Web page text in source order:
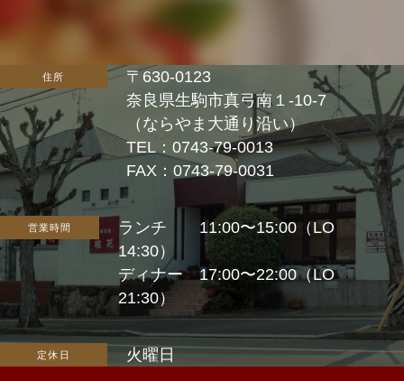
住所
〒630-0123
奈良県生駒市真弓南１-10-7
（ならやま大通り沿い）
TEL：0743-79-0013
FAX：0743-79-0031
営業時間
ランチ 11:00〜15:00（LO
14:30）
ディナー 17:00〜22:00（LO
21:30）
定休日 火曜日